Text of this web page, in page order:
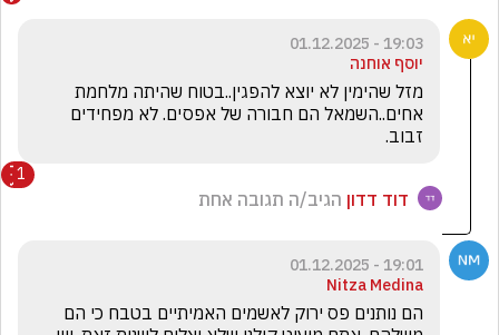
19:03 - 01.12.2025
יוסף אוחנה
זבוב.
1
דוד דדון הגיב/ה תגובה אחת
19:01 - 01.12.2025
Nitza Medina